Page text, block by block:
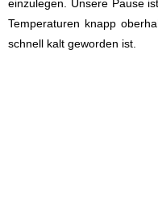
einzulegen. Unsere Pause
Temperaturen knapp
schnell kalt geworden ist.